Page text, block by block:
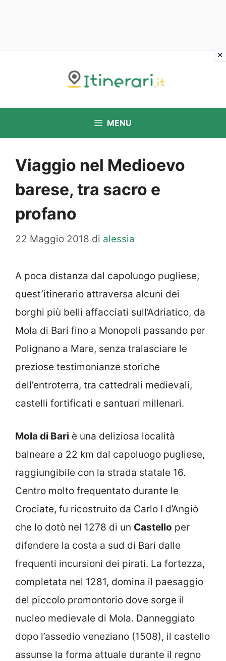
MENU
Viaggio nel Medioevo
barese, tra sacro e
profano
22 Maggio 2018 di alessia
A poca distanza dal capoluogo pugliese,
quest’itinerario attraversa alcuni dei
borghi più belli affacciati sull’Adriatico, da
Mola di Bari fino a Monopoli passando per
Polignano a Mare, senza tralasciare le
preziose testimonianze storiche
dell’entroterra, tra cattedrali medievali,
castelli fortificati e santuari millenari.
Mola di Bari è una deliziosa località
balneare a 22 km dal capoluogo pugliese,
raggiungibile con la strada statale 16.
Centro molto frequentato durante le
Crociate, fu ricostruito da Carlo I d’Angiò
che lo dotò nel 1278 di un Castello per
difendere la costa a sud di Bari dalle
frequenti incursioni dei pirati. La fortezza,
completata nel 1281, domina il paesaggio
del piccolo promontorio dove sorge il
nucleo medievale di Mola. Danneggiato
dopo l’assedio veneziano (1508), il castello
assunse la forma attuale durante il regno